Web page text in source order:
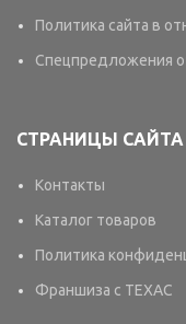
Политика сайта в
Спецпредложения
СТРАНИЦЫ САЙТА
Контакты
Каталог товаров
Политика
Франшиза с TEXAC